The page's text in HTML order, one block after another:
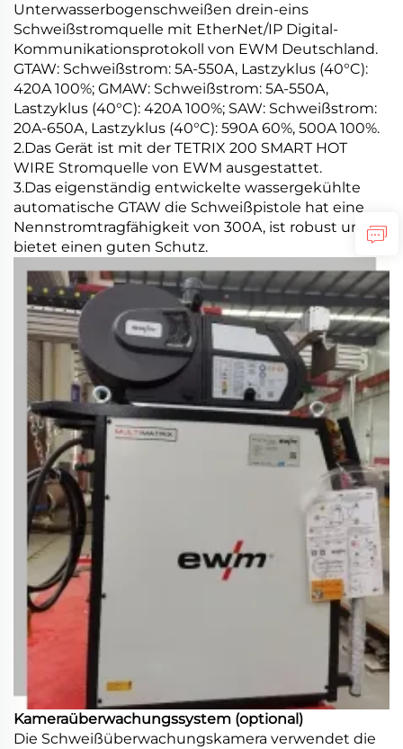
Unterwasserbogenschweißen drein-eins
Schweißstromquelle mit EtherNet/IP Digital-
Kommunikationsprotokoll von EWM Deutschland.
GTAW: Schweißstrom: 5A-550A, Lastzyklus (40°C):
420A 100%; GMAW: Schweißstrom: 5A-550A,
Lastzyklus (40°C): 420A 100%; SAW: Schweißstrom:
20A-650A, Lastzyklus (40°C): 590A 60%, 500A 100%.
2.Das Gerät ist mit der TETRIX 200 SMART HOT
WIRE Stromquelle von EWM ausgestattet.
3.Das eigenständig entwickelte wassergekühlte
automatische GTAW die Schweißpistole hat eine
Nennstromtragfähigkeit von 300A, ist robust und
bietet einen guten Schutz.
Kameraüberwachungssystem (optional)
Die Schweißüberwachungskamera verwendet die